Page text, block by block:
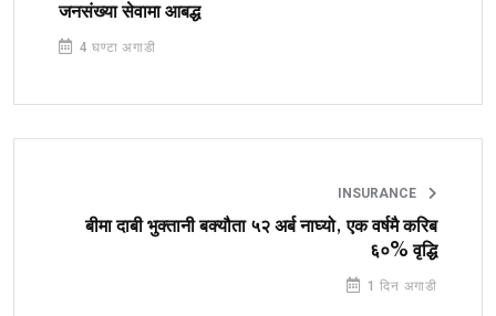
जनसंख्या सेवामा आबद्ध
4 घण्टा अगाडी
INSURANCE
बीमा दाबी भुक्तानी बक्यौता ५२ अर्ब नाघ्यो, एक वर्षमै करिब
६०% वृद्धि
1 दिन अगाडी